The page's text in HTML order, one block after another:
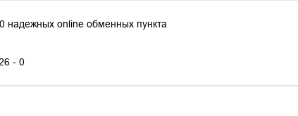
надежных online обменных пункта
- 0